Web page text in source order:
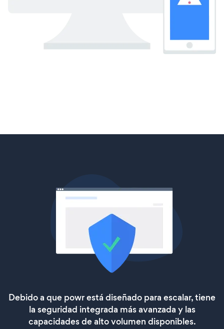
Debido a que powr está diseñado para escalar, tiene
la seguridad integrada más avanzada y las
capacidades de alto volumen disponibles.